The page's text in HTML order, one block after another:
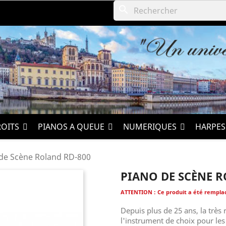
PIANOS A QUEUE NUMERIQUES HARPES
Scène Roland RD-800
PIANO DE SCÈNE
ATTENTION : Ce produit a été
Depuis plus de 25 ans, la très
l'instrument de choix pour